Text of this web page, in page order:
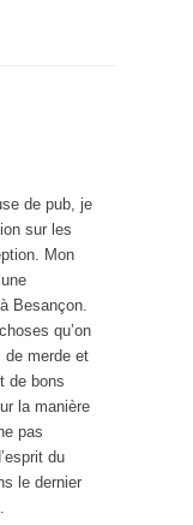
de pub, je
sur les
Mon
Besançon.
qu’on
de merde et
de bons
la manière
pas
du
le dernier